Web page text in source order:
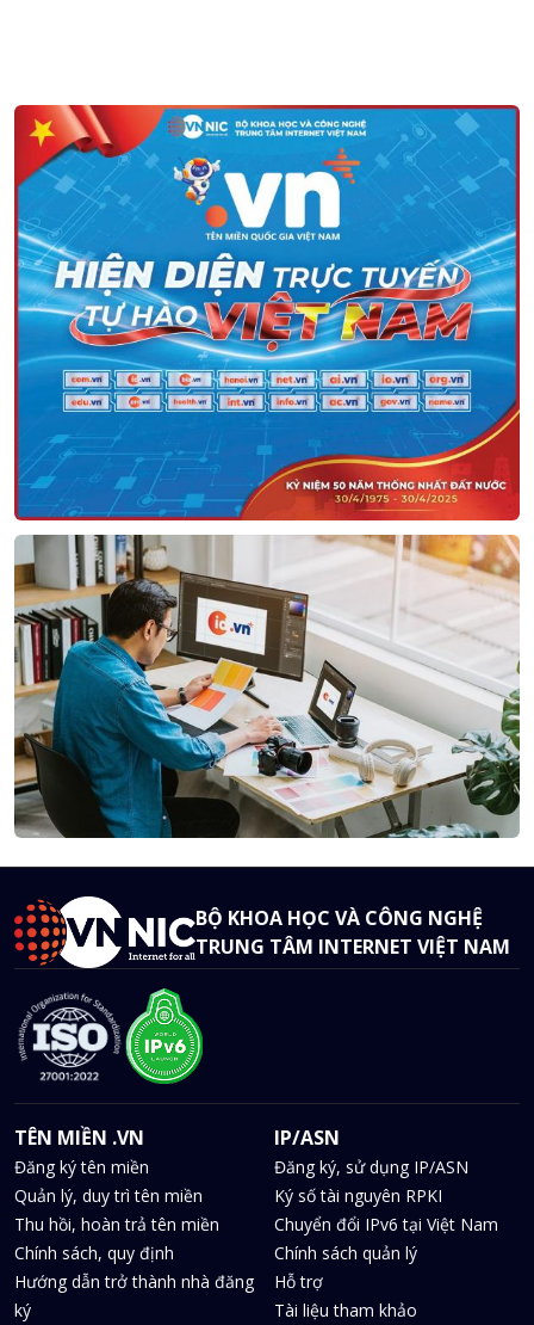
BỘ KHOA HỌC VÀ CÔNG NGHỆ
TRUNG TÂM INTERNET VIỆT NAM
TÊN MIỀN .VN
Đăng ký tên miền
Quản lý, duy trì tên miền
Thu hồi, hoàn trả tên miền
Chính sách, quy định
Hướng dẫn trở thành nhà đăng
ký
IP/ASN
Đăng ký, sử dụng IP/ASN
Ký số tài nguyên RPKI
Chuyển đổi IPv6 tại Việt Nam
Chính sách quản lý
Hỗ trợ
Tài liệu tham khảo